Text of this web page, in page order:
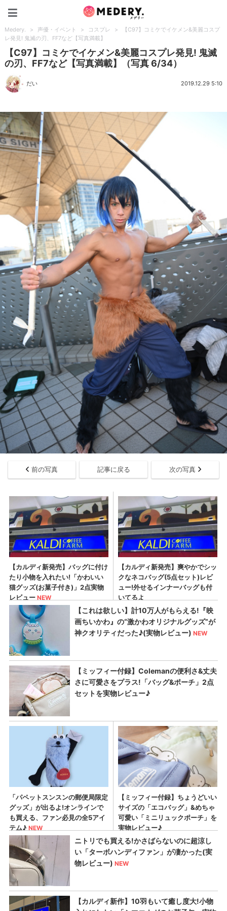
Medery. > 声優・イベント > コスプレ >
【C97】コミケでイケメン&美麗コスプ
レ発見! 鬼滅の刃、FF7など【写真満載】
【C97】コミケでイケメン&美麗コスプレ発見! 鬼滅
の刃、FF7など【写真満載】（写真 6/34）
だい 2019.12.29 5:10
前の写真 記事に戻る 次の写真